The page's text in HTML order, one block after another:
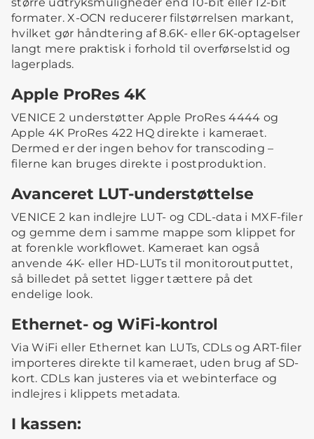
formater. X-OCN reducerer filstørrelsen markant,
hvilket gør håndtering af 8.6K- eller 6K-optagelser
langt mere praktisk i forhold til overførselstid og
lagerplads.
Apple ProRes 4K
VENICE 2 understøtter Apple ProRes 4444 og
Apple 4K ProRes 422 HQ direkte i kameraet.
Dermed er der ingen behov for transcoding –
filerne kan bruges direkte i postproduktion.
Avanceret LUT-understøttelse
VENICE 2 kan indlejre LUT- og CDL-data i MXF-filer
og gemme dem i samme mappe som klippet for
at forenkle workflowet. Kameraet kan også
anvende 4K- eller HD-LUTs til monitoroutputtet,
så billedet på settet ligger tættere på det
endelige look.
Ethernet- og WiFi-kontrol
Via WiFi eller Ethernet kan LUTs, CDLs og ART-filer
importeres direkte til kameraet, uden brug af SD-
kort. CDLs kan justeres via et webinterface og
indlejres i klippets metadata.
I kassen: